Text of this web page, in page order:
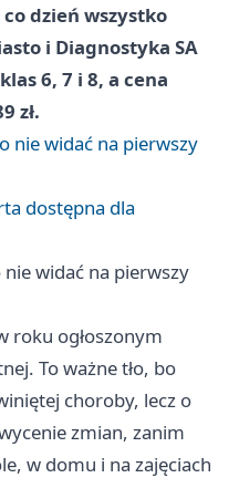
dzień wszystko
i Diagnostyka SA
6, 7 i 8, a cena
zł.
nie widać na pierwszy
dostępna dla
widać na pierwszy
roku ogłoszonym
To ważne tło, bo
choroby, lecz o
zmian, zanim
w domu i na zajęciach